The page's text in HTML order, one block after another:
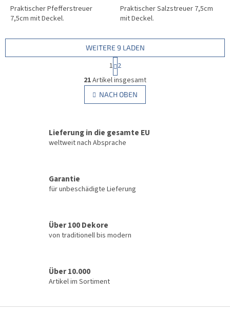
Praktischer Pfefferstreuer
7,5cm mit Deckel.
Praktischer Salzstreuer 7,5cm
mit Deckel.
S
t
e
u
e
l
t
r
L
WEITERE 9 LADEN
P
a
g
i
n
i
u
n
g
1 2
21Artikel insgesamt
NACH OBEN
Lieferung in die gesamte EU
weltweit nach Absprache
Garantie
für unbeschädigte Lieferung
Über 100 Dekore
von traditionell bis modern
Über 10.000
Artikel im Sortiment